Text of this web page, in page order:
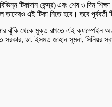
টিকাদান কেন্দ্র) এবং শেষ ৩ দিন
তাদেরও এই টিকা নিতে হবে। তবে
ঝুঁকি থেকে মুক্ত রাখতে এই
ডা. ইসমত জাহান সুমনা, সিনিয়র